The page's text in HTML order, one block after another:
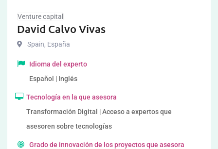
Venture capital
David Calvo Vivas
Spain, España
Idioma del experto
Español | Inglés
Tecnología en la que asesora
Transformación Digital | Acceso a expertos que
asesoren sobre tecnologías
Grado de innovación de los proyectos que asesora